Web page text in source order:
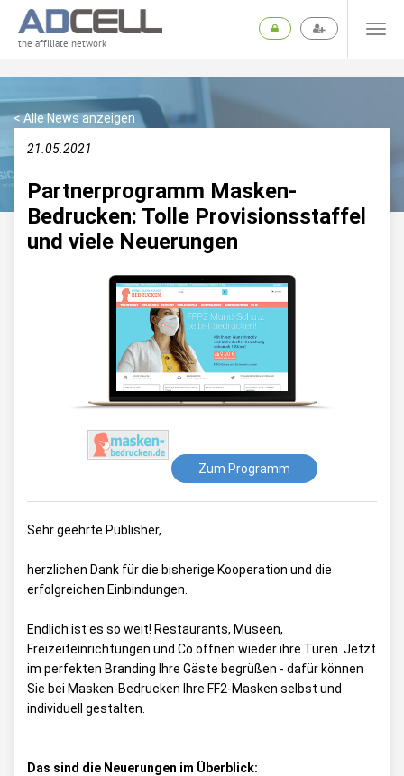
the affiliate network
< Alle News anzeigen
21.05.2021
Partnerprogramm Masken-
Bedrucken: Tolle Provisionsstaffel
und viele Neuerungen
Zum Programm
Sehr geehrte Publisher,
herzlichen Dank für die bisherige Kooperation und die
erfolgreichen Einbindungen.
Endlich ist es so weit! Restaurants, Museen,
Freizeiteinrichtungen und Co öffnen wieder ihre Türen. Jetzt
im perfekten Branding Ihre Gäste begrüßen - dafür können
Sie bei Masken-Bedrucken Ihre FF2-Masken selbst und
individuell gestalten.
Das sind die Neuerungen im Überblick: